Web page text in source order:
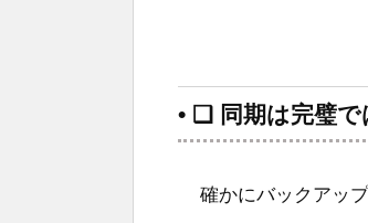
• ❑ 同期は完璧で
確かにバックアッ